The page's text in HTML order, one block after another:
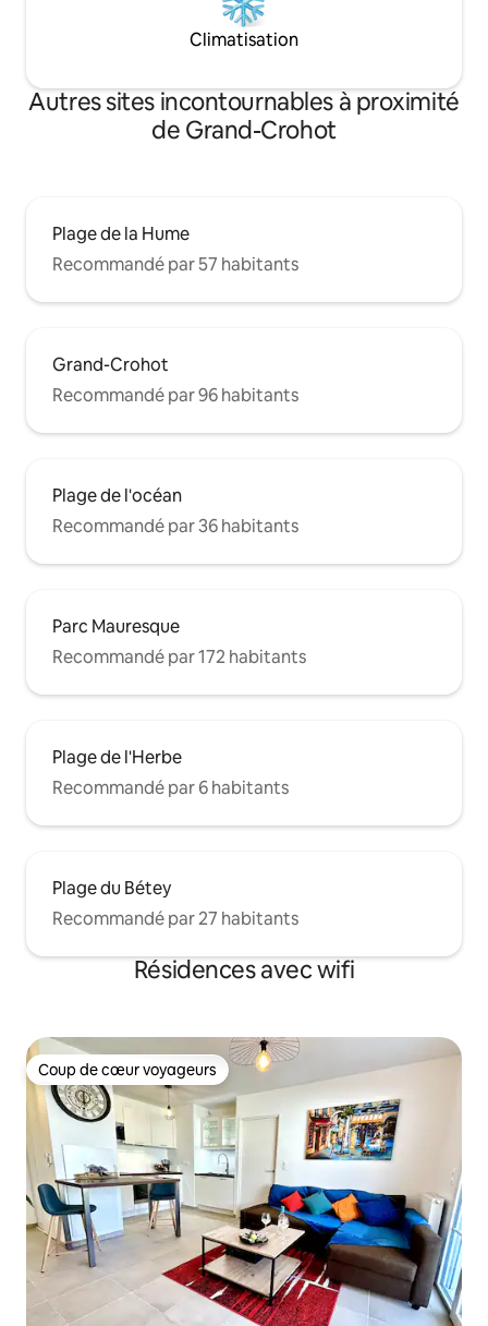
Climatisation
Autres sites incontournables à proximité
de Grand-Crohot
Plage de la Hume
Recommandé par 57 habitants
Grand-Crohot
Recommandé par 96 habitants
Plage de l'océan
Recommandé par 36 habitants
Parc Mauresque
Recommandé par 172 habitants
Plage de l'Herbe
Recommandé par 6 habitants
Plage du Bétey
Recommandé par 27 habitants
Résidences avec wifi
Coup de cœur voyageurs
Coup de cœur voyageurs